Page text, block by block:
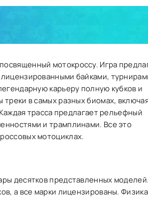
мотокроссу. Игра
байками,
карьеру полную кубков и
треки в самых разных биомах,
трасса предлагает рельефный
и трамплинами. Все это
мотоциклах.
десятков представленных моделей.
а все марки лицензированы.